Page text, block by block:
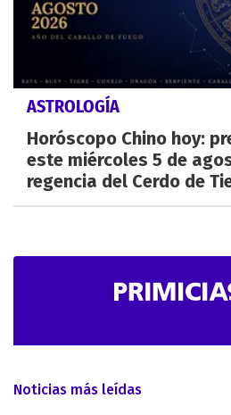
ASTROLOGÍA
Horóscopo Chino hoy:
este miércoles 5 de
regencia del Cerdo de
Noticias más leídas